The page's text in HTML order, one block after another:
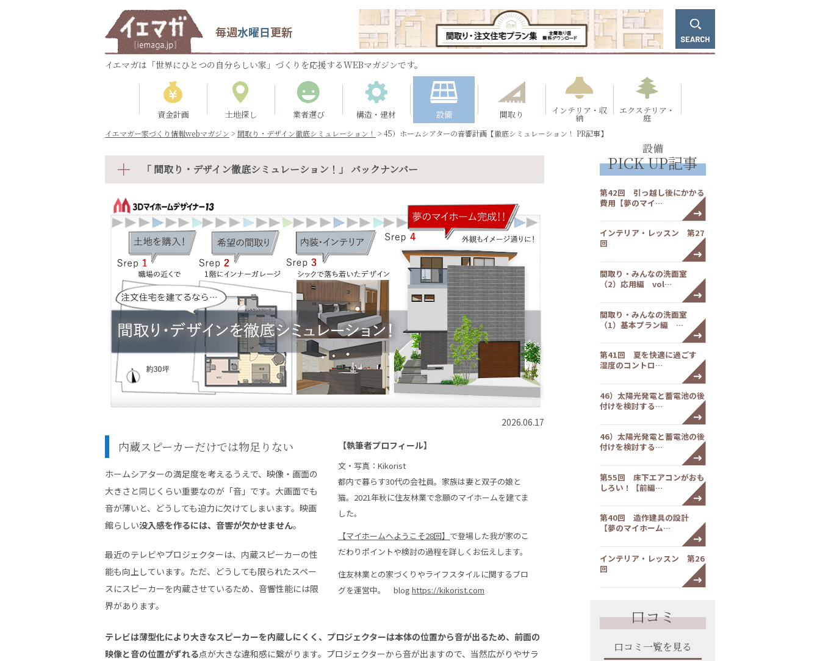
毎週水曜日更新
イエマガは「世界にひとつの自分らしい家」づくりを応援するWEBマガジンです。
資金計画 土地探し 業者選び 構造・建材 設備 間取り インテリア・収
納
エクステリア・
庭
イエマガー家づくり情報webマガジン > 間取り・デザイン徹底シミュレーション！ > 45）ホームシアターの音響計画【徹底シミュレーション！ PR記事】
「 間取り・デザイン徹底シミュレーション！」 バックナンバー
2026.06.17
【執筆者プロフィール】
文・写真：Kikorist
都内で暮らす30代の会社員。家族は妻と双子の娘と
猫。2021年秋に住友林業で念願のマイホームを建てま
した。
【マイホームへようこそ28回】 で登場した我が家のこ
だわりポイントや検討の過程を詳しくお伝えします。
住友林業との家づくりやライフスタイルに関するブロ
グを運営中。 bloghttps://kikorist.com
内蔵スピーカーだけでは物足りない
ホームシアターの満足度を考えるうえで、映像・画面の
大きさと同じくらい重要なのが「音」です。大画面でも
音が薄いと、どうしても迫力に欠けてしまいます。映画
館らしい没入感を作るには、音響が欠かせません。
最近のテレビやプロジェクターは、内蔵スピーカーの性
能も向上しています。ただ、どうしても限られたスペー
スにスピーカーを内蔵させているため、音響性能には限
界があります。
テレビは薄型化により大きなスピーカーを内蔵しにくく、プロジェクターは本体の位置から音が出るため、前面の
映像と音の位置がずれる点が大きな違和感に繋がります。プロジェクターから音が出ますので、当然広がりやサラ
設備
PICK UP記事
第42回 引っ越し後にかかる
費用【夢のマイ…
インテリア・レッスン 第27
回
間取り・みんなの洗面室
（2）応用編 vol…
間取り・みんなの洗面室
（1）基本プラン編 …
第41回 夏を快適に過ごす
湿度のコントロ…
46）太陽光発電と蓄電池の後
付けを検討する…
46）太陽光発電と蓄電池の後
付けを検討する…
第55回 床下エアコンがおも
しろい！【前編…
第40回 造作建具の設計
【夢のマイホーム…
インテリア・レッスン 第26
回
口コミ
口コミ一覧を見る